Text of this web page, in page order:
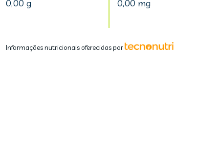
0,00 g 0,00 mg
Informações nutricionais oferecidas por